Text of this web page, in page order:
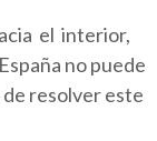
el interior,
no puede
resolver este